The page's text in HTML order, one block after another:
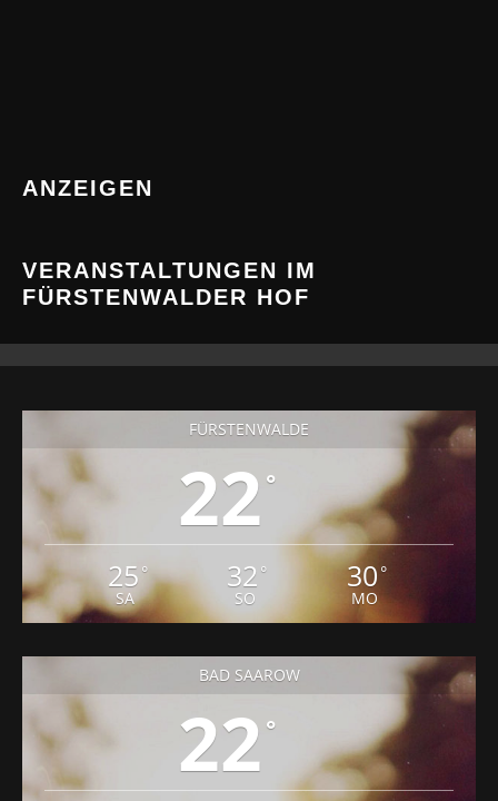
ANZEIGEN
VERANSTALTUNGEN IM
FÜRSTENWALDER HOF
FÜRSTENWALDE
22 °
25 °
SA
32 °
SO
30 °
MO
BAD SAAROW
22 °